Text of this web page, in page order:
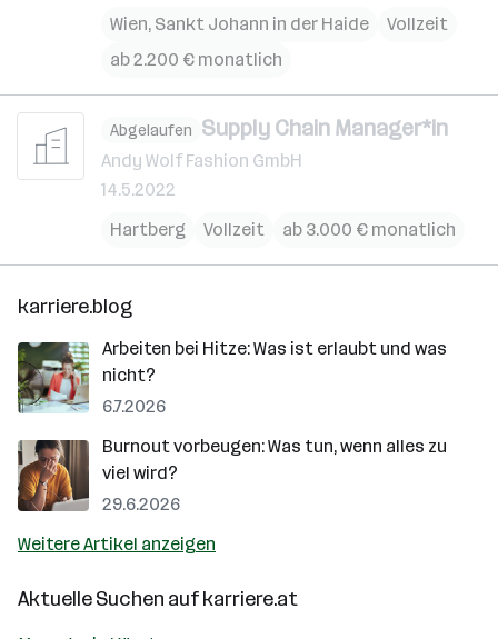
Wien, Sankt Johann in der Haide
Vollzeit
ab 2.200 € monatlich
Abgelaufen Supply Chain Manager*in
Andy Wolf Fashion GmbH
14.5.2022
Hartberg
Vollzeit ab 3.000 € monatlich
karriere.blog
Arbeiten bei Hitze: Was ist erlaubt und was
nicht?
6.7.2026
Burnout vorbeugen: Was tun, wenn alles zu
viel wird?
29.6.2026
Weitere Artikel anzeigen
Aktuelle Suchen aufkarriere.at